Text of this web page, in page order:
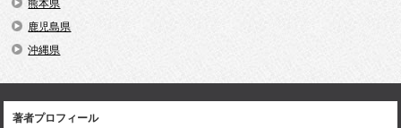
熊本県
鹿児島県
沖縄県
著者プロフィール